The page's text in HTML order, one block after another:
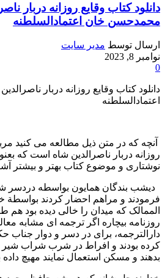
دانلود کتاب وقایع روزانه دربار
محمدحسن خان اعتمادالسلطنه
ارسال توسط مدیر سایت
نوامبر 8, 2023
0
دانلود کتاب وقایع روزانه دربار
اعتمادالسلطنه
آنچه که در متن ذیل مطالعه می کنید
روزانه دربار ناصرالدین شاه است که
نوشتاری و موضوع کتاب بهتر و بیشتر
دیشب بندگان همایون بواسطه دردسر
فرمودند و مراهم احضار کردند
الممالک که میدان را خالی دیده بود هم
روزنامه بیچاره اگر ترجمه ای مشابه
دارالترجمه، برای در دسر و دوار جناب
بدهند و مسکن استعمال نمایند مهیچ داده